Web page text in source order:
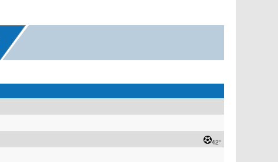
42°